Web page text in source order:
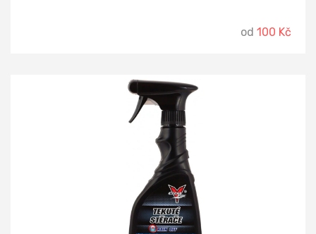
od 100 Kč